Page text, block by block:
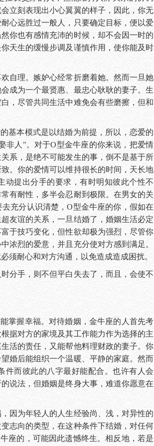
立刻表现出小心翼翼的样子，因此，你无
心远胜过一般人，只要确定目标，便以爱
你也有感情充沛的时候，却不会因一时的
天生的缓慢步调及谨慎作用，使你能及时
理。嫉妒心经常折磨着她。然而一旦她
成为一个最贤惠、最忠心耿耿的妻子。生
，尽管共同生活中难免会有些磨擦，但和
本模式是以结婚为前提，所以，恋爱的
非人"。对于O型金牛座的你来说，把爱情
系，是绝不可能发生的事，倒不是基于所
。你的爱情可以维持很长的时间，天长地
动提出分手的要求，有时明知彼此个性不
有耐性，多半会忍耐到极限。在男女的关
充分认识清楚，O型金牛座的你，假如在
友谊的关系，一旦结婚了，婚姻生活必定
于技巧变化，但性欲却极为强烈，尽管你
浓烈的爱意，并且充分使对方感到满足。
须耐心和对方沟通，以免造成造成困扰。
分手，则不但平白失去了，而且，会使不
握幸福。对待婚姻，金牛座的人首先考
据对方的家境及其工作能力作为选择的主
活的责任，又能帮他料理财政的妻子。你
婚后能组织一个温暖、平静的家庭。然而
件而彼此的八字最好能配合。也许有人会
说法，但婚姻是终身大事，难道你愿意在
为年轻人的人生经验尚、浅，对异性的
志向的类型，在这种条件下结婚，对任何
座的，可能因此遗憾终生。相反地，若是